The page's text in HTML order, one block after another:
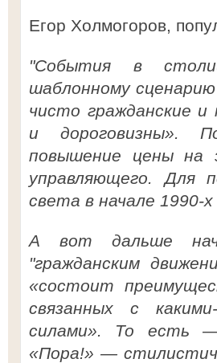
Егор Холмогоров,
"События в
шаблонному
чисто гражданские и
и дороговизны».
повышение цены на
управляющего. Для
света в начале 1990-
А вот дальше
"гражданским
«состоит
связанных с
силами». То есть
«Пора!» —